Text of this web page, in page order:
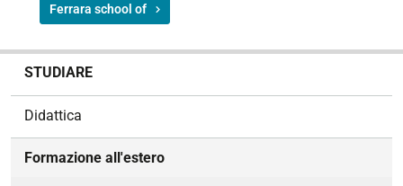
Ferrara school of
STUDIARE
Didattica
Formazione all'estero